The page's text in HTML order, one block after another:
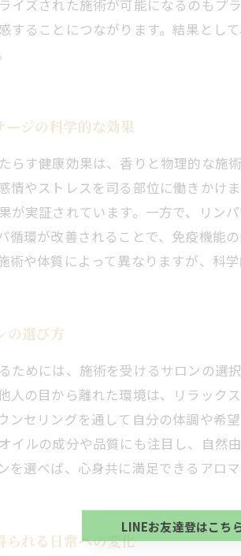
イズされた施術が可能になるのもプ
することにつながります。結果とし
ージの科学的な効果
らす健康効果は、香りと物理的な施
情やストレスを司る部位に働きか
が実証されています。一方で、リン
循環が改善されることで、免疫機能
術や体質によって異なりますが、科
の選び方
ためには、施術を受けるサロンの選
人の目から離れた環境は、リラック
ンセリングを通して自分の体調や希
イルの成分や品質にも注目し、自
を選べば、心身共に満足できるアロ
られる日常への変化
初回 500円OFFさ
方、不必要な方 お
当サロンの公式
初回 500円OFFさ
LINEお友達登はこち